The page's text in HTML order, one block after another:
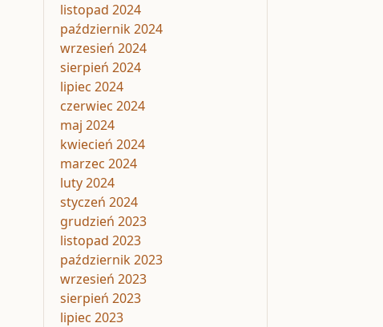
listopad 2024
październik 2024
wrzesień 2024
sierpień 2024
lipiec 2024
czerwiec 2024
maj 2024
kwiecień 2024
marzec 2024
luty 2024
styczeń 2024
grudzień 2023
listopad 2023
październik 2023
wrzesień 2023
sierpień 2023
lipiec 2023